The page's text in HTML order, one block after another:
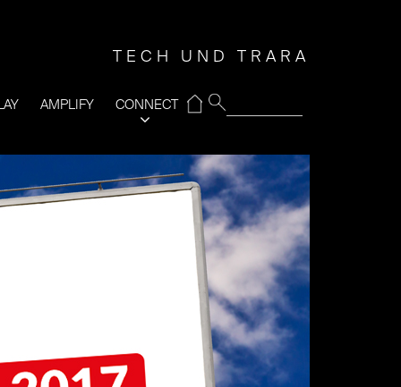
TECH UND TRARA
AMPLIFY CONNECT
⌂